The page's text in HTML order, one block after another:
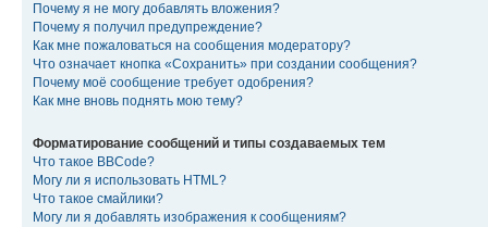
Почему я не могу добавлять вложения?
Почему я получил предупреждение?
Как мне пожаловаться на сообщения модератору?
Что означает кнопка «Сохранить» при создании сообщения?
Почему моё сообщение требует одобрения?
Как мне вновь поднять мою тему?
Форматирование сообщений и типы создаваемых тем
Что такое BBCode?
Могу ли я использовать HTML?
Что такое смайлики?
Могу ли я добавлять изображения к сообщениям?